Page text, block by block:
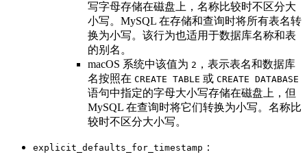
写字母存储在磁盘上，名称比较时不区分大
小写。MySQL 在存储和查询时将所有表名转
换为小写。该行为也适用于数据库名称和表
的别名。
macOS 系统中该值为 2 ，表示表名和数据库
名按照在 CREATE TABLE 或 CREATE DATABASE
语句中指定的字母大小写存储在磁盘上，但
MySQL 在查询时将它们转换为小写。名称比
较时不区分大小写。
explicit_defaults_for_timestamp ：